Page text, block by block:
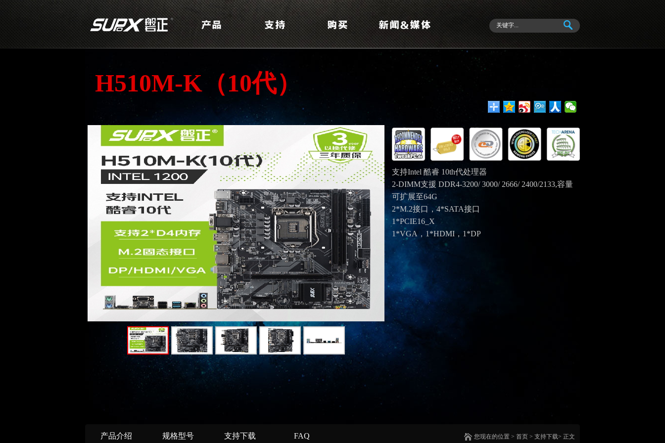
H510M-K（10代）
支持Intel 酷睿 10th代处理器
2-DIMM支援 DDR4-3200/ 3000/ 2666/ 2400/2133,容量
可扩展至64G
2*M.2接口，4*SATA接口
1*PCIE16_X
1*VGA，1*HDMI，1*DP
您现在的位置 > 首页 > 支持下载> 正文
产品介绍 规格型号 支持下载 FAQ